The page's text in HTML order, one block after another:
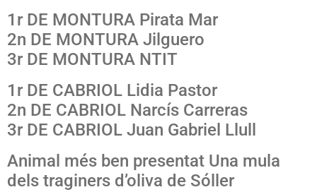
1r DE MONTURA Pirata Mar
2n DE MONTURA Jilguero
3r DE MONTURA NTIT
1r DE CABRIOL Lidia Pastor
2n DE CABRIOL Narcís Carreras
3r DE CABRIOL Juan Gabriel Llull
Animal més ben presentat Una mula
dels traginers d’oliva de Sóller